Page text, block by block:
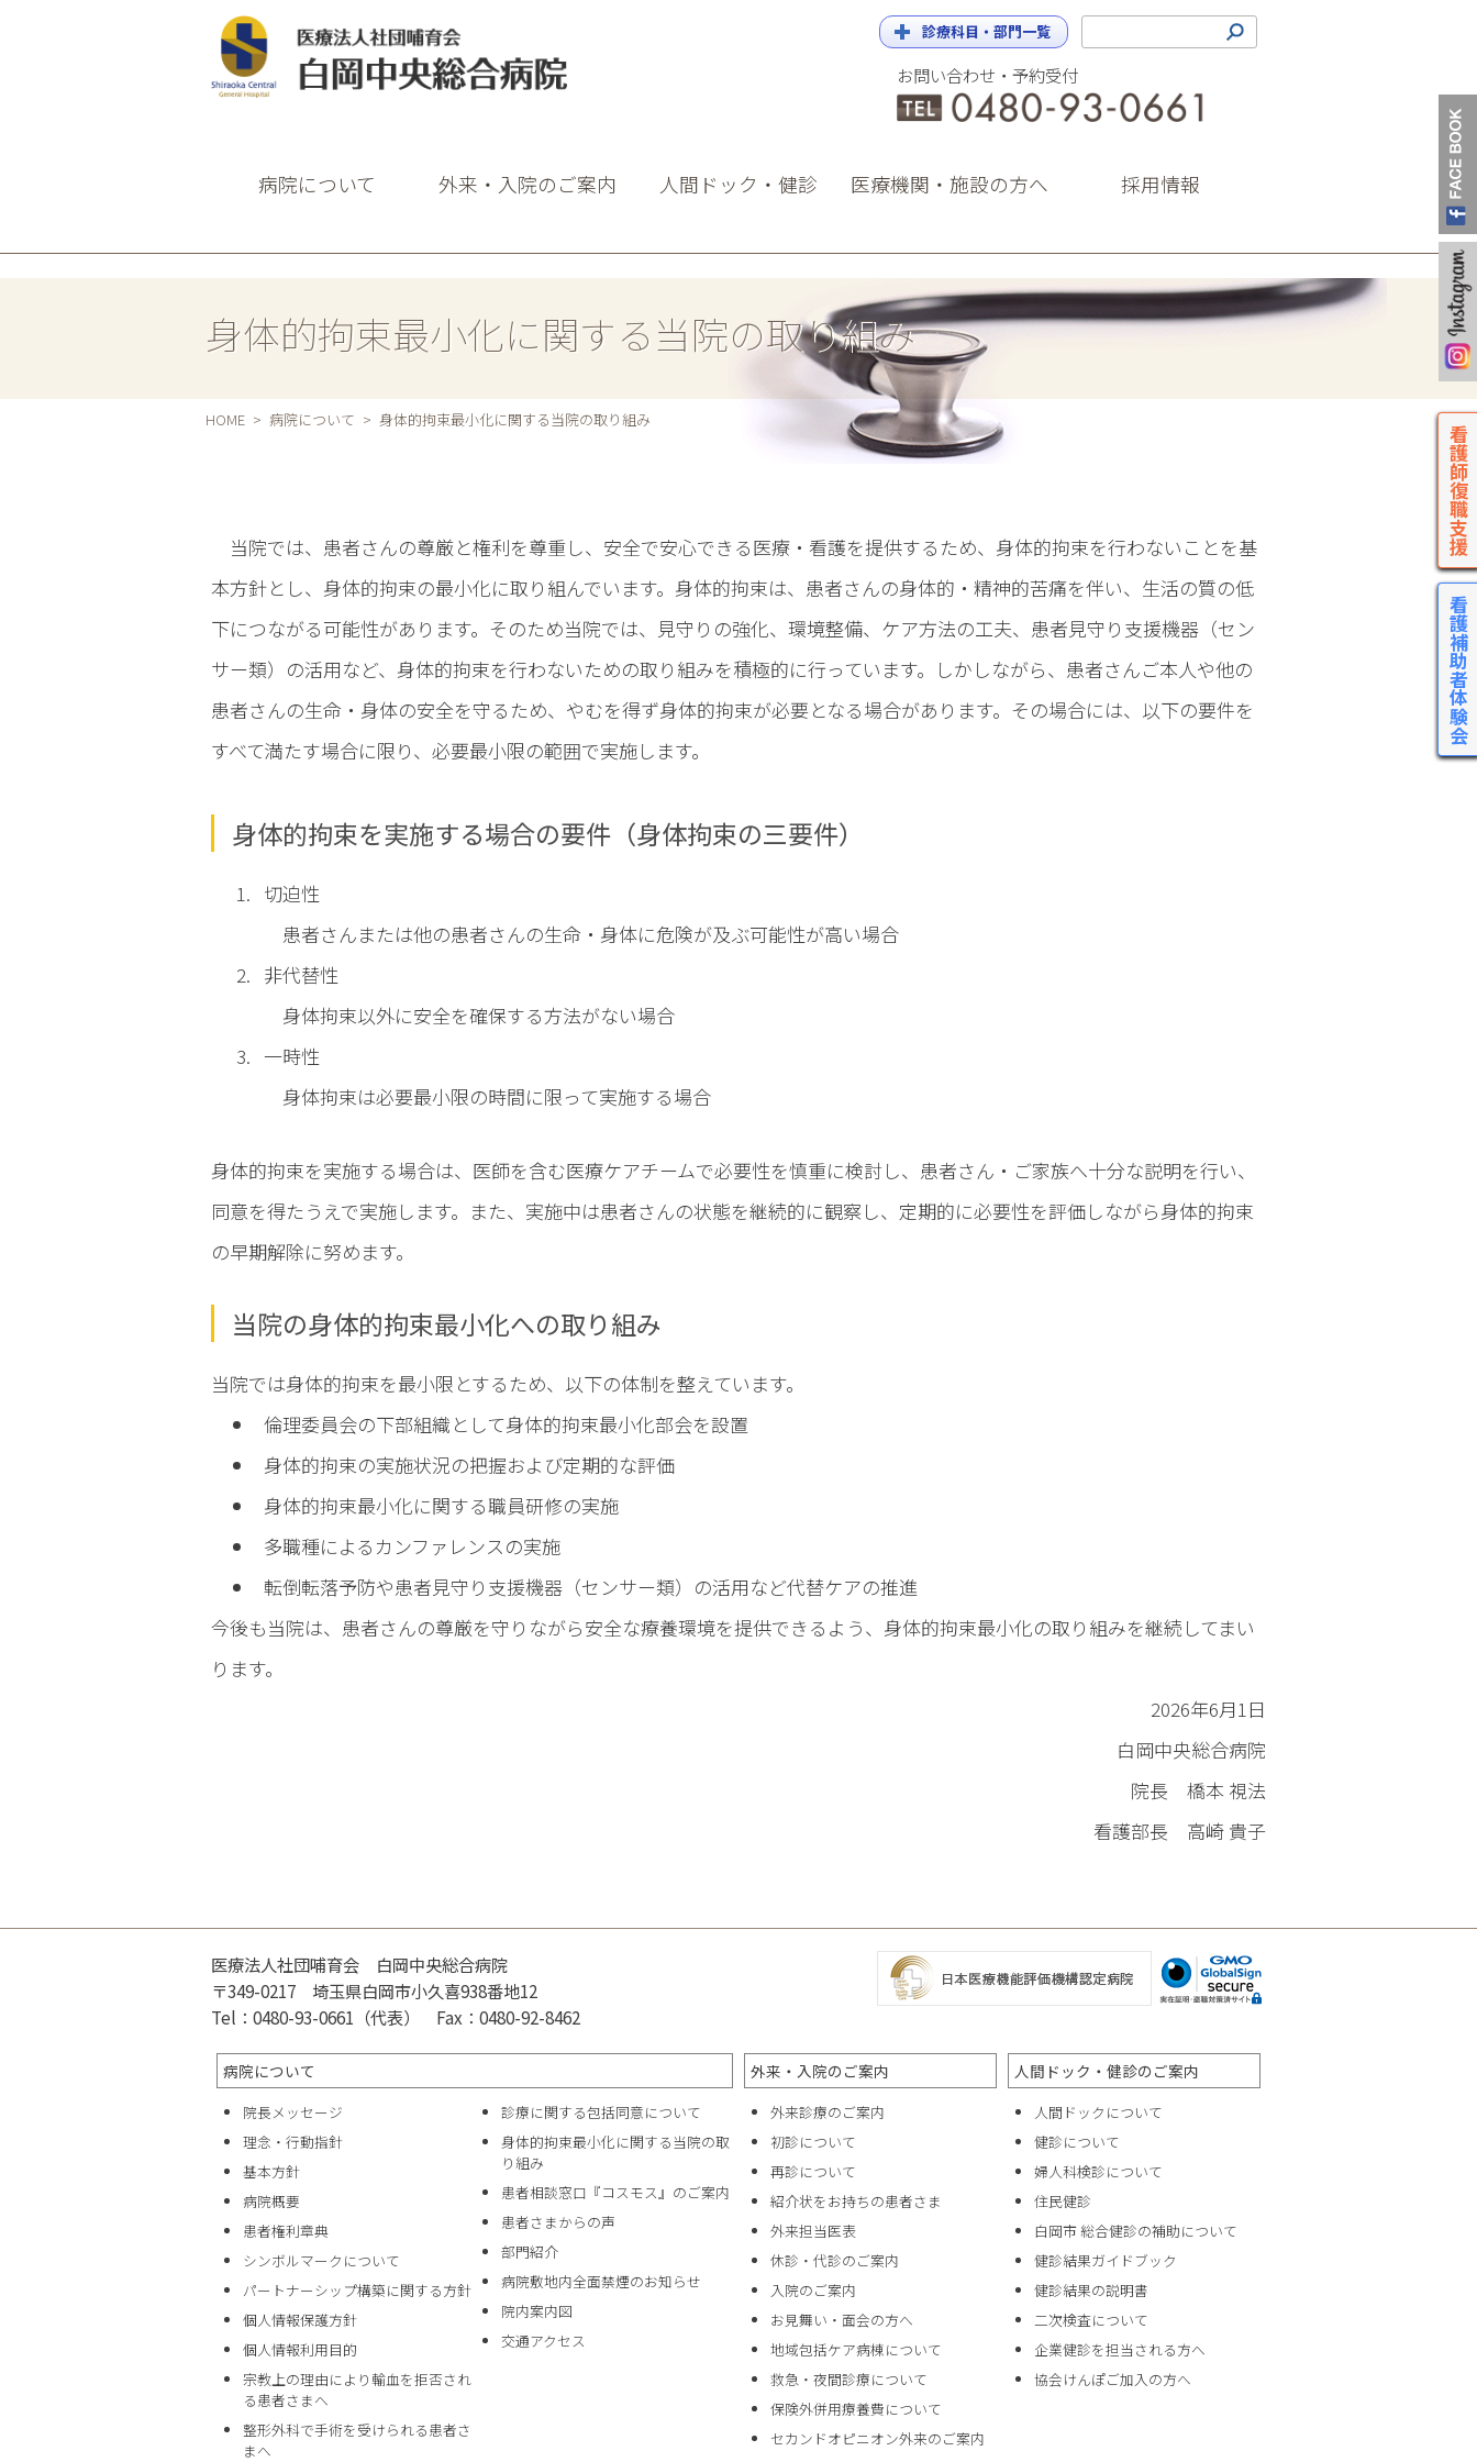
診療科目・部門一覧
お問い合わせ・予約受付
病院について 外来・入院のご案内 人間ドック・健診 医療機関・施設の方へ 採用情報
身体的拘束最小化に関する当院の取り組み
HOME 病院について 身体的拘束最小化に関する当院の取り組み
当院では、患者さんの尊厳と権利を尊重し、安全で安心できる医療・看護を提供するため、身体的拘束を行わないことを基
本方針とし、身体的拘束の最小化に取り組んでいます。身体的拘束は、患者さんの身体的・精神的苦痛を伴い、生活の質の低
下につながる可能性があります。そのため当院では、見守りの強化、環境整備、ケア方法の工夫、患者見守り支援機器（セン
サー類）の活用など、身体的拘束を行わないための取り組みを積極的に行っています。しかしながら、患者さんご本人や他の
患者さんの生命・身体の安全を守るため、やむを得ず身体的拘束が必要となる場合があります。その場合には、以下の要件を
すべて満たす場合に限り、必要最小限の範囲で実施します。
身体的拘束を実施する場合の要件（身体拘束の三要件）
切迫性
患者さんまたは他の患者さんの生命・身体に危険が及ぶ可能性が高い場合
非代替性
身体拘束以外に安全を確保する方法がない場合
一時性
身体拘束は必要最小限の時間に限って実施する場合
身体的拘束を実施する場合は、医師を含む医療ケアチームで必要性を慎重に検討し、患者さん・ご家族へ十分な説明を行い、
同意を得たうえで実施します。また、実施中は患者さんの状態を継続的に観察し、定期的に必要性を評価しながら身体的拘束
の早期解除に努めます。
当院の身体的拘束最小化への取り組み
当院では身体的拘束を最小限とするため、以下の体制を整えています。
倫理委員会の下部組織として身体的拘束最小化部会を設置
身体的拘束の実施状況の把握および定期的な評価
身体的拘束最小化に関する職員研修の実施
多職種によるカンファレンスの実施
転倒転落予防や患者見守り支援機器（センサー類）の活用など代替ケアの推進
今後も当院は、患者さんの尊厳を守りながら安全な療養環境を提供できるよう、身体的拘束最小化の取り組みを継続してまい
ります。
2026年6月1日
白岡中央総合病院
院長 橋本 視法
看護部長 高崎 貴子
医療法人社団哺育会 白岡中央総合病院
〒349-0217 埼玉県白岡市小久喜938番地12
Tel：0480-93-0661（代表） Fax：0480-92-8462
病院について
院長メッセージ
理念・行動指針
基本方針
病院概要
患者権利章典
シンボルマークについて
パートナーシップ構築に関する方針
個人情報保護方針
個人情報利用目的
宗教上の理由により輸血を拒否され
る患者さまへ
整形外科で手術を受けられる患者さ
まへ
診療に関する包括同意について
身体的拘束最小化に関する当院の取
り組み
患者相談窓口『コスモス』のご案内
患者さまからの声
部門紹介
病院敷地内全面禁煙のお知らせ
院内案内図
交通アクセス
外来・入院のご案内
外来診療のご案内
初診について
再診について
紹介状をお持ちの患者さま
外来担当医表
休診・代診のご案内
入院のご案内
お見舞い・面会の方へ
地域包括ケア病棟について
救急・夜間診療について
保険外併用療養費について
セカンドオピニオン外来のご案内
人間ドック・健診のご案内
人間ドックについて
健診について
婦人科検診について
住民健診
白岡市 総合健診の補助について
健診結果ガイドブック
健診結果の説明書
二次検査について
企業健診を担当される方へ
協会けんぽご加入の方へ
看護師復職支援
看護補助者体験会